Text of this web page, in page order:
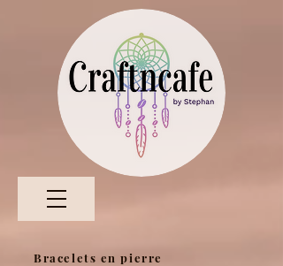
Bracelets en pierre